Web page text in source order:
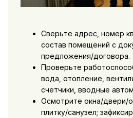
Сверьте адрес, номер
состав помещений с
предложения/договора.
Проверьте
вода, отопление,
счетчики, вводные
Осмотрите окна/двери/
плитку/санузел;